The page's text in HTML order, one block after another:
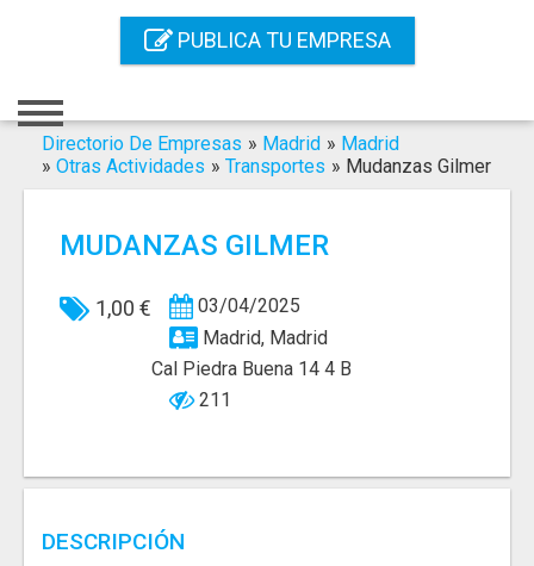
PUBLICA TU EMPRESA
Registro
Contacto
Servicios Online
Servicios SEO
Publica Tu Empresa
Directorio De Empresas » Madrid » Madrid
» Otras Actividades » Transportes » Mudanzas Gilmer
MUDANZAS GILMER
1,00 €
03/04/2025
Madrid, Madrid
Cal Piedra Buena 14 4 B
211
DESCRIPCIÓN